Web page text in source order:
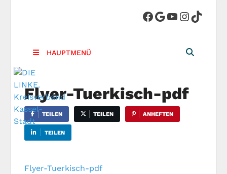
Kreisverband
Kassel-Stadt
HAUPTMENÜ
Flyer-Tuerkisch-pdf
TEILEN TEILEN ANHEFTEN
TEILEN
Flyer-Tuerkisch-pdf